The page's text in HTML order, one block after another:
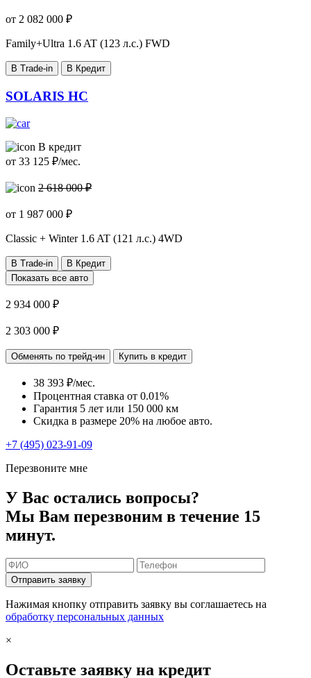
от 2 082 000 ₽
Family+Ultra 1.6 AT (123 л.с.) FWD
В Trade-in В Кредит
SOLARIS HC
В кредит
от 33 125 ₽/мес.
2 618 000 ₽
от 1 987 000 ₽
Classic + Winter 1.6 AT (121 л.с.) 4WD
В Trade-in
В Кредит
Показать все авто
2 934 000 ₽
2 303 000 ₽
Обменять по трейд-ин Купить в кредит
38 393 ₽/мес.
Процентная ставка от 0.01%
Гарантия 5 лет или 150 000 км
Скидка в размере 20% на любое авто.
+7 (495) 023-91-09
Перезвоните мне
У Вас остались вопросы?
Мы Вам перезвоним в течение 15
минут.
Отправить заявку
Нажимая кнопку отправить заявку вы соглашаетесь на
обработку персональных данных
×
Оставьте заявку на кредит